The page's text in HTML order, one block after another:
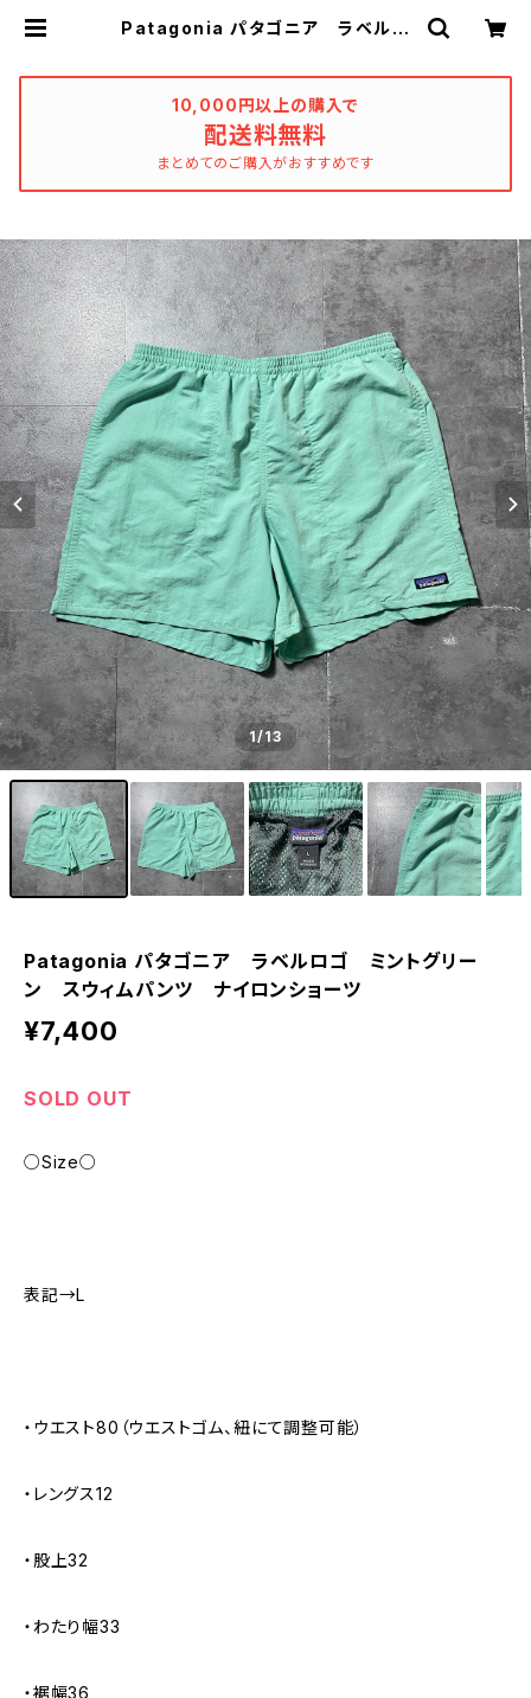
Patagonia パタゴニア ラベルロ
hing_katharsis
10,000円以上の購入で
配送料無料
まとめてのご購入がおすすめです
1/13
Patagonia パタゴニア ラベルロゴ ミントグリー
ン スウィムパンツ ナイロンショーツ
¥7,400
SOLD OUT
○Size○
表記→L
・ウエスト80（ウエストゴム、紐にて調整可能）
・レングス12
・股上32
・わたり幅33
・裾幅36